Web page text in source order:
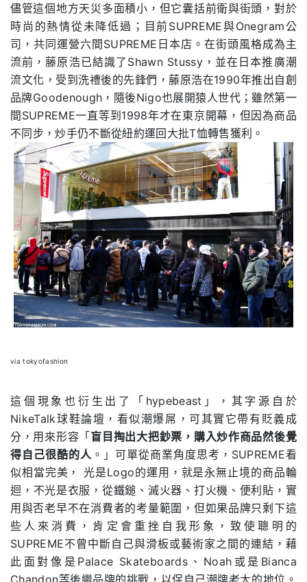
儘管這個地方天災多面積小，但它囊括前衛與街頭，對於
時尚的熱情從未降低過；目前SUPREME與Onegram公
司，共同運營六間SUPREME日本店。在街頭風格成為主
流前，藤原浩已結識了Shawn Stussy，並在日本推廣潮
流文化，受到洗禮後的先鋒們，藤原浩在1990年推出自創
品牌Goodenough，隨後Nigo也展開猿人世代；雖然第一
間SUPREME一直等到1998年才在東京開幕，但因為商品
不同步，炒手仍不斷從紐約運回大批T恤轉售獲利。
via tokyofashion
這個現象也衍生出了「hypebeast」，其字源自 於
NikeTalk球鞋論壇，看似潮爆屌 ，可其實它帶有貶義成
分，用來形容「盲目掏出大把鈔票，購入炒作商品然後覺
得自己很酷的人。」可單從商業角度思考，SUPREME看
似相當完美，
光是Logo的運用，就是永無止境的商品輪
迴 ， 不光是衣服，從鐵鎚、滅火器、打火機、便利貼，實
用與否老早不在消費者的考量範圍，但如果品牌只剩下這
些人來消費，肯定會重挫自我形象，致使聰明的
SUPREME不曾中斷自己與滑板或藝術家之間的連結，藉
此面對像是Palace Skateboards、Noah或是Bianca